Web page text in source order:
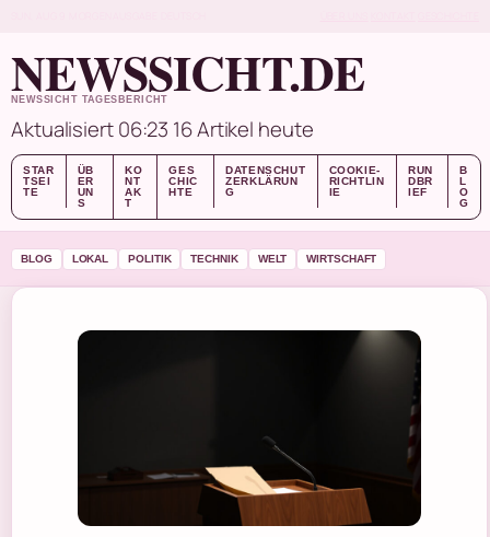
NEWSSICHT.DE
NEWSSICHT TAGESBERICHT
Aktualisiert 06:23 16 Artikel heute
STAR
TSEI
TE
ÜB
ER
UN
S
KO
NT
AK
T
GES
CHIC
HTE
DATENSCHUT
ZERKLÄRUN
G
COOKIE-
RICHTLIN
IE
RUN
DBR
IEF
B
L
O
G
BLOG LOKAL POLITIK TECHNIK WELT WIRTSCHAFT